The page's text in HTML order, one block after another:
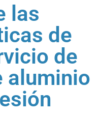
las
de
de
aluminio